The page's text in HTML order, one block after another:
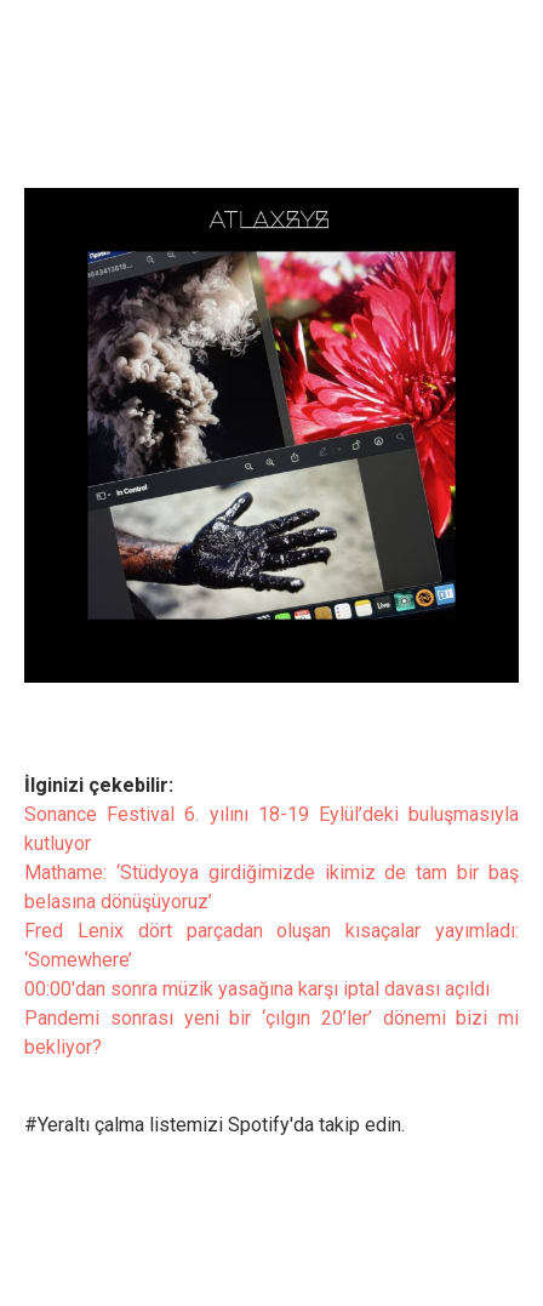
İlginizi çekebilir:
Sonance Festival 6. yılını 18-19 Eylül’deki buluşmasıyla
kutluyor
Mathame: ‘Stüdyoya girdiğimizde ikimiz de tam bir baş
belasına dönüşüyoruz’
Fred Lenix dört parçadan oluşan kısaçalar yayımladı:
‘Somewhere’
00:00'dan sonra müzik yasağına karşı iptal davası açıldı
Pandemi sonrası yeni bir ‘çılgın 20’ler’ dönemi bizi mi
bekliyor?
#Yeraltı çalma listemizi Spotify'da takip edin.